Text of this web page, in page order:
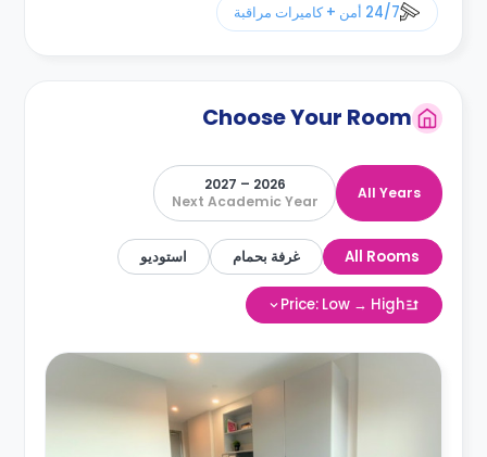
24/7 أمن + كاميرات مراقبة
Choose Your Room
All Years
2026 – 2027
Next Academic Year
All Rooms غرفة بحمام استوديو
Price: Low → High